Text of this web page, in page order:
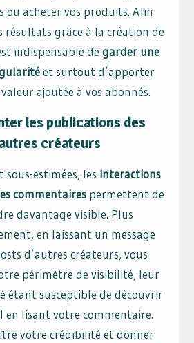
ou acheter vos produits. Afin
résultats grâce à la création de
indispensable degarder une
et surtout d’apporter
ajoutée à vos abonnés.
les publications des
autres créateurs
sous-estimées, les interactions
commentaires permettent de
davantage visible. Plus
en laissant un message
d’autres créateurs, vous
périmètre de visibilité, leur
étant susceptible de découvrir
en lisant votre commentaire.
votre crédibilité et donner